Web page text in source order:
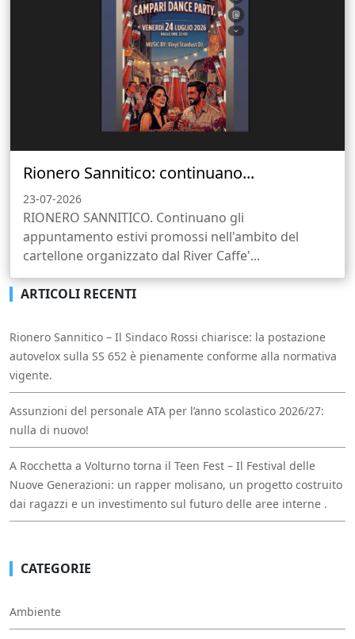
Rionero Sannitico: continuano...
23-07-2026
RIONERO SANNITICO. Continuano gli
appuntamento estivi promossi nell'ambito del
cartellone organizzato dal River Caffe'...
ARTICOLI RECENTI
Rionero Sannitico – Il Sindaco Rossi chiarisce: la postazione
autovelox sulla SS 652 è pienamente conforme alla normativa
vigente.
Assunzioni del personale ATA per l’anno scolastico 2026/27:
nulla di nuovo!
A Rocchetta a Volturno torna il Teen Fest – Il Festival delle
Nuove Generazioni: un rapper molisano, un progetto costruito
dai ragazzi e un investimento sul futuro delle aree interne .
CATEGORIE
Ambiente